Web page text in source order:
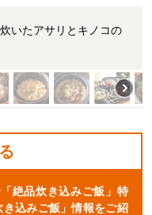
いたアサリとキノコの
絶品炊き込みご飯」特
込みご飯」情報をご紹